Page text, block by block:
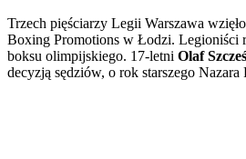
Trzech pięściarzy Legii Warszawa
Boxing Promotions w Łodzi. Legioniści
boksu olimpijskiego. 17-letni Olaf
decyzją sędziów, o rok starszego